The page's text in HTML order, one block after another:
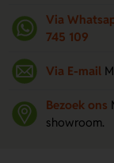
Via
745 109
Via E-mail
Bezoek ons
showroom.